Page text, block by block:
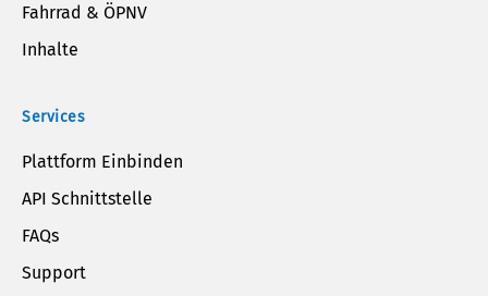
Fahrrad & ÖPNV
Inhalte
Services
Plattform Einbinden
API Schnittstelle
FAQs
Support